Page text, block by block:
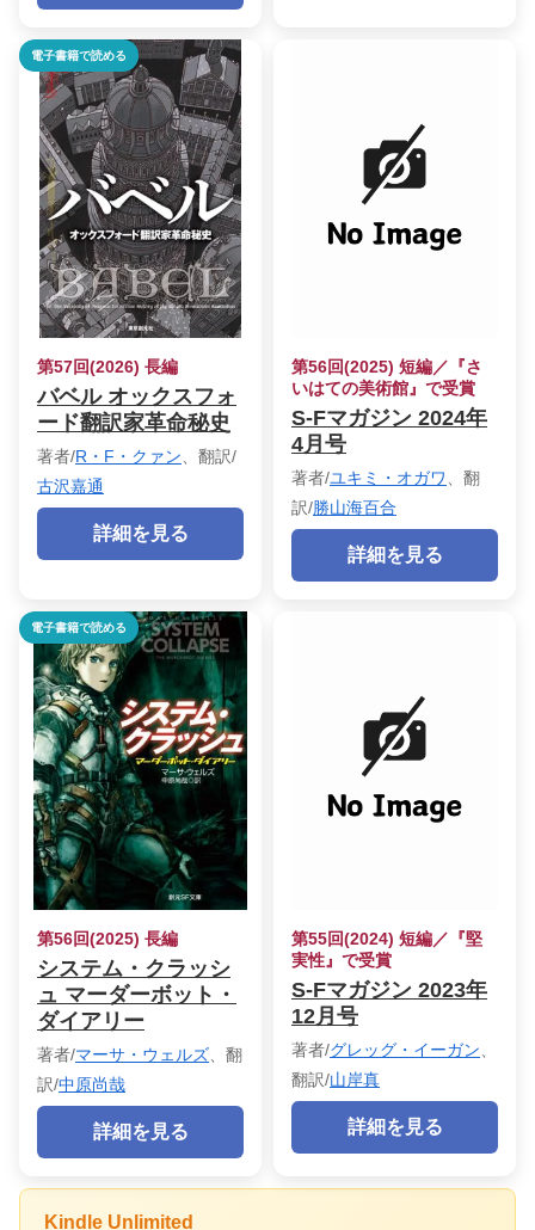
電子書籍で読める
第57回(2026) 長編
バベル オックスフォ
ード翻訳家革命秘史
著者/R・F・クァン 、翻訳/
古沢嘉通
詳細を見る
第56回(2025) 短編／『さ
いはての美術館』で受賞
S-Fマガジン 2024年
4月号
著者/ユキミ・オガワ
、翻
訳/勝山海百合
詳細を見る
電子書籍で読める
第56回(2025) 長編
システム・クラッシ
ュ マーダーボット・
ダイアリー
著者/マーサ・ウェルズ 、翻
訳/中原尚哉
詳細を見る
第55回(2024) 短編／『堅
実性』で受賞
S-Fマガジン 2023年
12月号
著者/グレッグ・イーガン
翻訳/山岸真
詳細を見る
Kindle Unlimited